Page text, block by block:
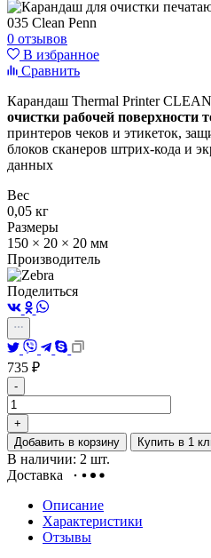
0 отзывов
В избранное
Сравнить
Карандаш Thermal Printer
очистки рабочей поверхности
принтеров чеков и этикеток,
блоков сканеров штрих-кода и
данных
Вес
0,05 кг
Размеры
150 × 20 × 20 мм
Производитель
Поделиться
735 ₽
-
+
Добавить в корзину
Купить в 1
В наличии: 2 шт.
Доставка
Описание
Характеристики
Отзывы